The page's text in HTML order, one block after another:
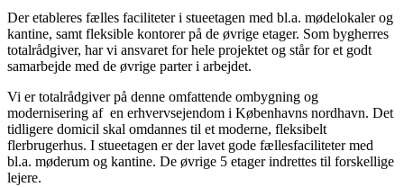
Der etableres fælles faciliteter i stueetagen med bl.a. mødelokaler og
kantine, samt fleksible kontorer på de øvrige etager. Som bygherres
totalrådgiver, har vi ansvaret for hele projektet og står for et godt
samarbejde med de øvrige parter i arbejdet.
Vi er totalrådgiver på denne omfattende ombygning og
modernisering af en erhvervsejendom i Københavns nordhavn. Det
tidligere domicil skal omdannes til et moderne, fleksibelt
flerbrugerhus. I stueetagen er der lavet gode fællesfaciliteter med
bl.a. møderum og kantine. De øvrige 5 etager indrettes til forskellige
lejere.